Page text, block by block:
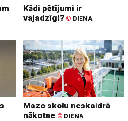
Kādi pētījumi ir
vajadzīgi? © DIENA
Mazo skolu neskaidrā
nākotne © DIENA